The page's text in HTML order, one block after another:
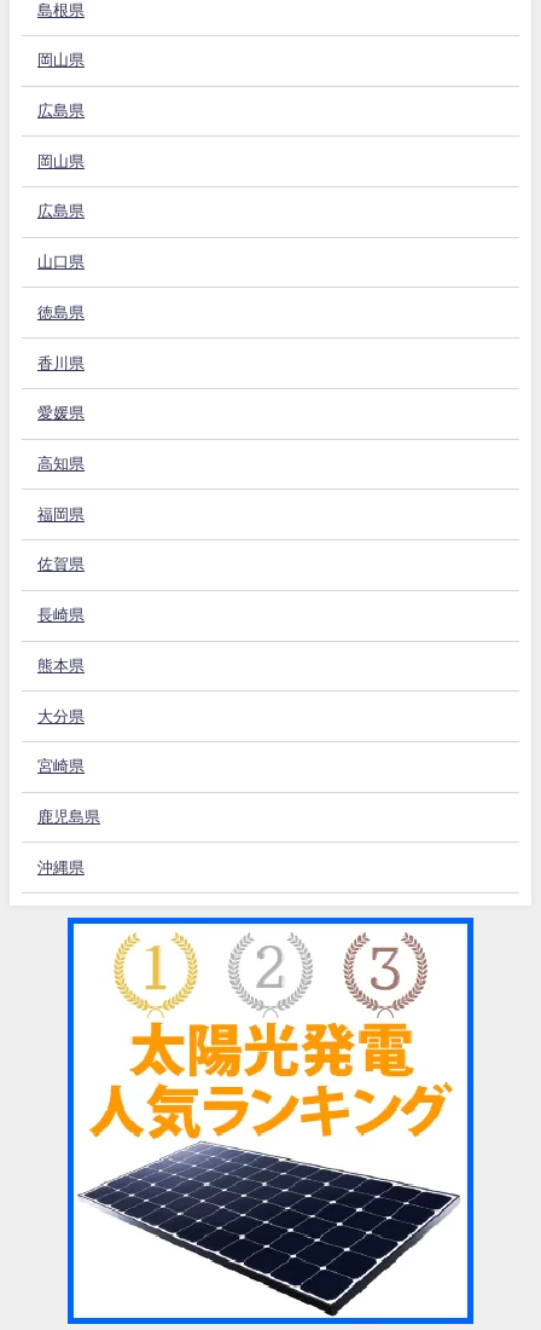
島根県
岡山県
広島県
岡山県
広島県
山口県
徳島県
香川県
愛媛県
高知県
福岡県
佐賀県
長崎県
熊本県
大分県
宮崎県
鹿児島県
沖縄県